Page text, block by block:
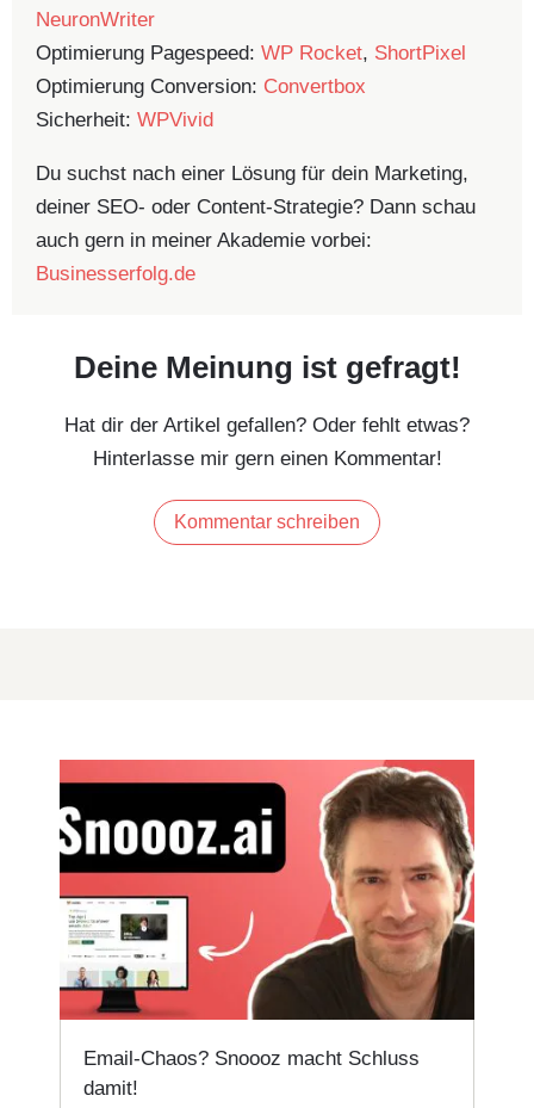
NeuronWriter
Optimierung Pagespeed: WP Rocket, ShortPixel
Optimierung Conversion: Convertbox
Sicherheit: WPVivid
Du suchst nach einer Lösung für dein Marketing,
deiner SEO- oder Content-Strategie? Dann schau
auch gern in meiner Akademie vorbei:
Businesserfolg.de
Deine Meinung ist gefragt!
Hat dir der Artikel gefallen? Oder fehlt etwas?
Hinterlasse mir gern einen Kommentar!
Kommentar schreiben
Email-Chaos? Snoooz macht Schluss
damit!